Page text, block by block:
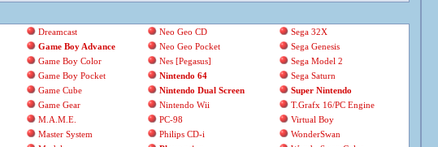
Dreamcast
Game Boy Advance
Game Boy Color
Game Boy Pocket
Game Cube
Game Gear
M.A.M.E.
Master System
Neo Geo CD
Neo Geo Pocket
Nes [Pegasus]
Nintendo 64
Nintendo Dual Screen
Nintendo Wii
PC-98
Philips CD-i
Sega 32X
Sega Genesis
Sega Model 2
Sega Saturn
Super Nintendo
T.Grafx 16/PC Engine
Virtual Boy
WonderSwan